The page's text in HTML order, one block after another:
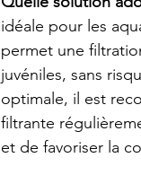
idéale pour les
permet une
juvéniles, sans
optimale, il est
filtrante
et de favoriser la